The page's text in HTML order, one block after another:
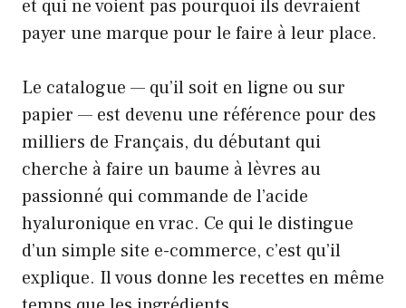
et qui ne voient pas pourquoi ils devraient
payer une marque pour le faire à leur place.
Le catalogue — qu’il soit en ligne ou sur
papier — est devenuune référence pour des
milliers de Français, du débutant qui
cherche à faire un baume à lèvres au
passionné qui commande de l’acide
hyaluronique en vrac. Ce qui le distingue
d’un simple site e-commerce, c’est qu’il
explique. Il vous donne les recettes en même